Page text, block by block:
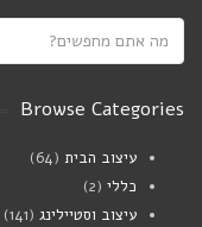
Browse Categories
עיצוב הבית (64)
כללי (2)
עיצוב וסטיילינג (141)